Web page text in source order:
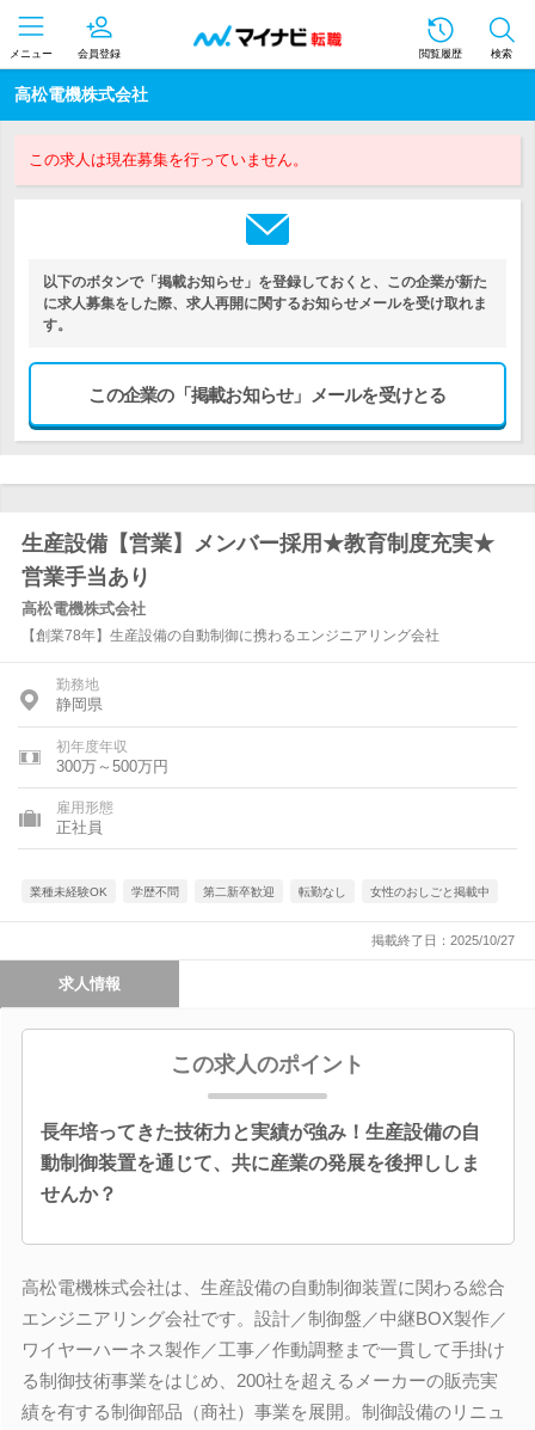
メニュー 会員登録 閲覧履歴 検索
高松電機株式会社
この求人は現在募集を行っていません。
以下のボタンで「掲載お知らせ」を登録しておくと、この企業が新た
に求人募集をした際、求人再開に関するお知らせメールを受け取れま
す。
この企業の「掲載お知らせ」メールを受けとる
生産設備【営業】メンバー採用★教育制度充実★
営業手当あり
高松電機株式会社
【創業78年】生産設備の自動制御に携わるエンジニアリング会社
勤務地
静岡県
初年度年収
300万～500万円
雇用形態
正社員
業種未経験OK 学歴不問 第二新卒歓迎 転勤なし 女性のおしごと掲載中
掲載終了日：2025/10/27
求人情報
この求人のポイント
長年培ってきた技術力と実績が強み！生産設備の自
動制御装置を通じて、共に産業の発展を後押ししま
せんか？
高松電機株式会社は、生産設備の自動制御装置に関わる総合
エンジニアリング会社です。設計／制御盤／中継BOX製作／
ワイヤーハーネス製作／工事／作動調整まで一貫して手掛け
る制御技術事業をはじめ、200社を超えるメーカーの販売実
績を有する制御部品（商社）事業を展開。制御設備のリニュ